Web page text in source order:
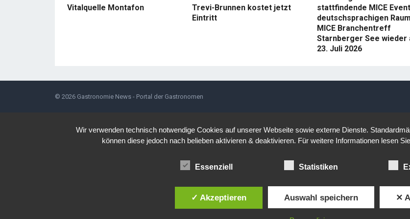
Vitalquelle Montafon
Trevi-Brunnen kostet jetzt
Eintritt
stattfindende MICE
deutschsprachigen
MICE Branchentreff
Starnberger See wieder
23. Juli 2026
© 2026 Gastronomie News - Portal der Gastronomen
Wir verwenden technisch notwendige Cookies auf unserer Webseite sowie externe Dienste.
können diese jedoch nach belieben aktivieren & deaktivieren. Für weitere Informationen lesen
Essenziell Statistiken
✓ Akzeptieren Auswahl speichern ✕